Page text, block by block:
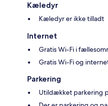
Kæledyr
Kæledyr er ikke tilladt
Internet
Gratis Wi-Fi i
Gratis Wi-Fi og
Parkering
Utildækket parkering